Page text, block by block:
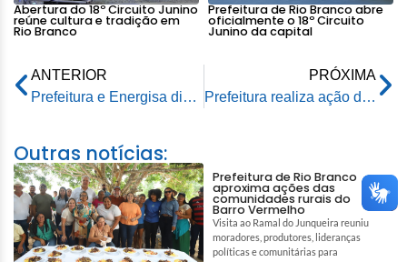
Abertura do 18º Circuito Junino
reúne cultura e tradição em
Rio Branco
Prefeitura de Rio Branco abre
oficialmente o 18º Circuito
Junino da capital
ANTERIOR
Prefeitura e Energisa discutem estratégias para reduzir gastos com energia elétrica
PRÓXIMA
Prefeitura realiza ação de saúde no Panorama
Outras notícias:
Prefeitura de Rio Branco
aproxima ações das
comunidades rurais do
Barro Vermelho
Visita ao Ramal do Junqueira reuniu
moradores, produtores, lideranças
políticas e comunitárias para